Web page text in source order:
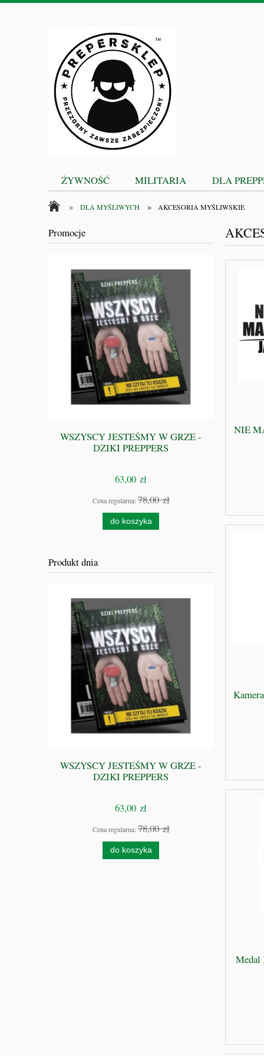
ŻYWNOŚĆ MILITARIA DLA
» DLA MYŚLIWYCH » AKCESORIA MYŚLIWSKIE
Promocje
WSZYSCY JESTEŚMY W GRZE -
DZIKI PREPPERS
63,00 zł
Cena regularna:78,00 zł
do koszyka
Produkt dnia
WSZYSCY JESTEŚMY W GRZE -
DZIKI PREPPERS
63,00 zł
Cena regularna:78,00 zł
do koszyka
NIE
Medal